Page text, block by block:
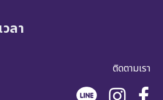
ลา
ติดตามเรา